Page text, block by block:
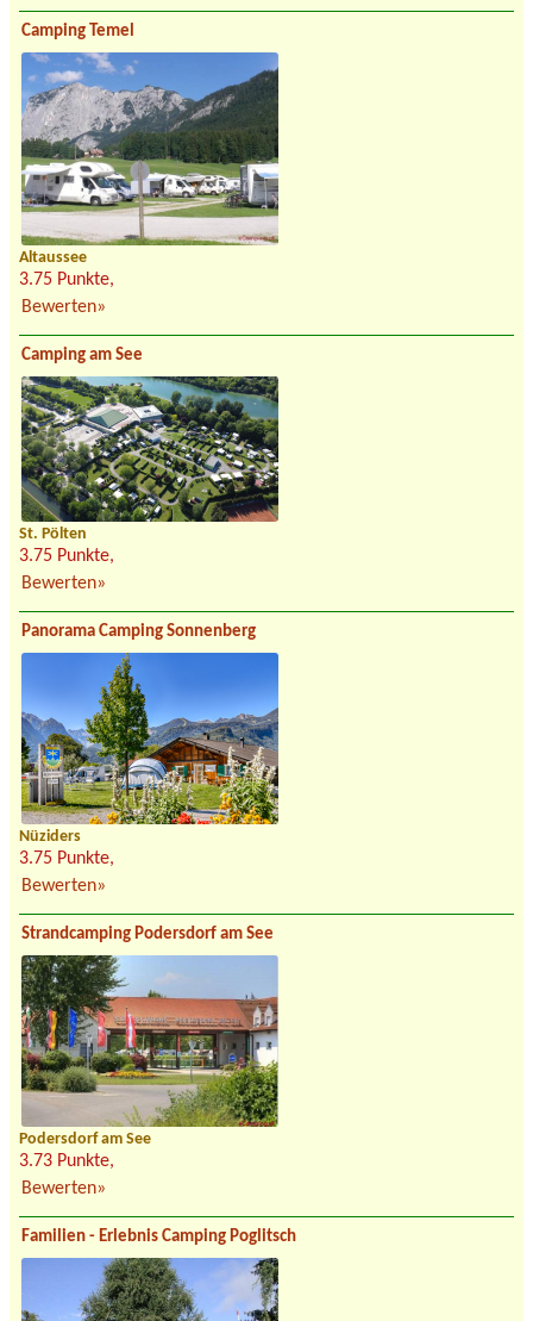
Camping Temel
Altaussee
3.75 Punkte,
Bewerten»
Camping am See
St. Pölten
3.75 Punkte,
Bewerten»
Panorama Camping Sonnenberg
Nüziders
3.75 Punkte,
Bewerten»
Strandcamping Podersdorf am See
Podersdorf am See
3.73 Punkte,
Bewerten»
Familien - Erlebnis Camping Poglitsch